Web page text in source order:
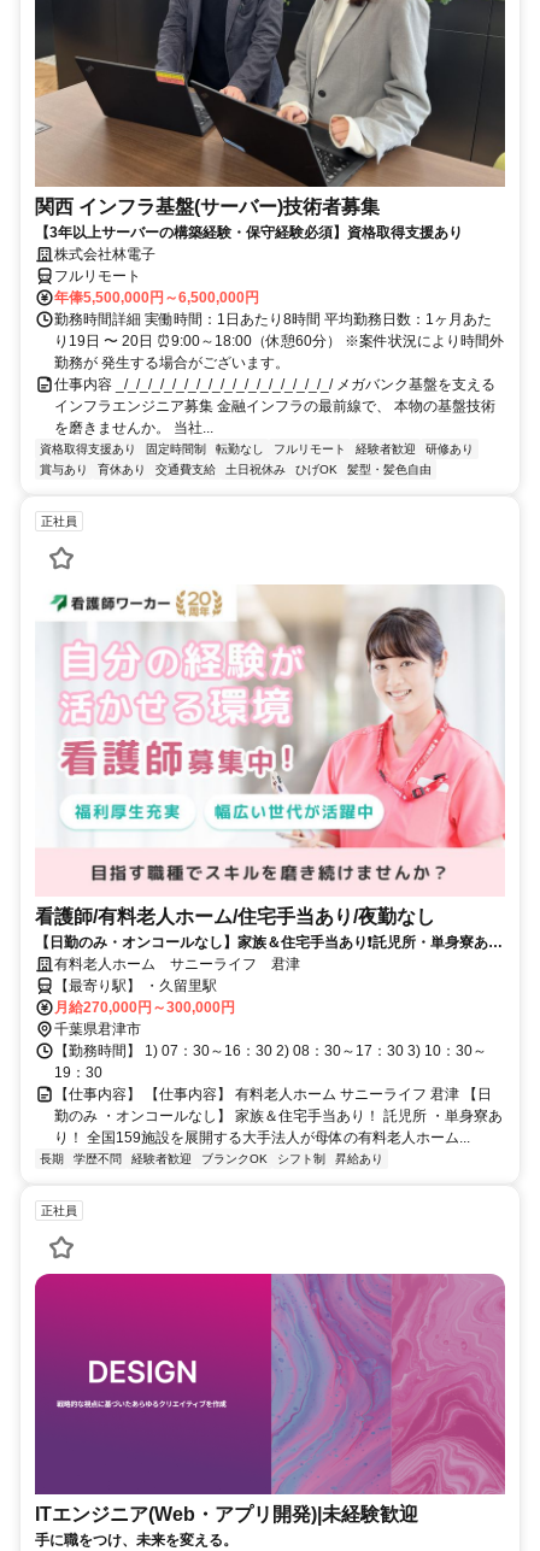
関西 インフラ基盤(サーバー)技術者募集
【3年以上サーバーの構築経験・保守経験必須】資格取得支援あり
株式会社林電子
フルリモート
年俸5,500,000円～6,500,000円
勤務時間詳細 実働時間：1日あたり8時間 平均勤務日数：1ヶ月あた
り19日 〜 20日 ⏰9:00～18:00（休憩60分） ※案件状況により時間外
勤務が 発生する場合がございます。
仕事内容 _/_/_/_/_/_/_/_/_/_/_/_/_/_/_/_/_/_/ メガバンク基盤を支える
インフラエンジニア募集 金融インフラの最前線で、 本物の基盤技術
を磨きませんか。 当社...
資格取得支援あり 固定時間制 転勤なし フルリモート 経験者歓迎
研修あり
賞与あり
育休あり 交通費支給 土日祝休み ひげOK 髪型・髪色自由
正社員
看護師/有料老人ホーム/住宅手当あり/夜勤なし
【日勤のみ・オンコールなし】家族＆住宅手当あり❗️託児所・単身寮あり
❗️全国159施設を展開する大手法人が母体の有料老人ホーム❗️
有料老人ホーム サニーライフ 君津
【最寄り駅】 ・久留里駅
月給270,000円～300,000円
千葉県君津市
【勤務時間】 1) 07：30～16：30 2) 08：30～17：30 3) 10：30～
19：30
【仕事内容】 【仕事内容】 有料老人ホーム サニーライフ 君津 【日
勤のみ ・オンコールなし】 家族＆住宅手当あり！ 託児所 ・単身寮あ
り！ 全国159施設を展開する大手法人が母体の有料老人ホーム...
長期 学歴不問 経験者歓迎 ブランクOK シフト制 昇給あり
正社員
ITエンジニア(Web・アプリ開発)|未経験歓迎
手に職をつけ、未来を変える。